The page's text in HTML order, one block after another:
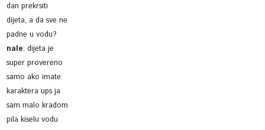
dan prekrsiti
dijeta, a da sve ne
padne u vodu?
nale:dijeta je
super provereno
samo ako imate
karaktera ups ja
sam malo kradom
pila kiselu vodu